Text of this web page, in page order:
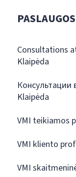
PASLAUGOS
Consultations
Klaipėda
Консультации
Klaipėda
VMI teikiamos
VMI kliento
VMI